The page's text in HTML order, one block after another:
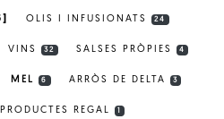
OLIS I INFUSIONATS 24
VINS 32 SALSES PRÒPIES 4
MEL 6 ARRÒS DE DELTA 3
REGAL
OLI
SELECCIONAR IDIOMA: